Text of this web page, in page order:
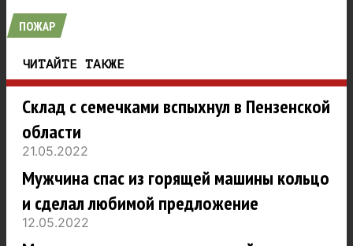
ПОЖАР
ЧИТАЙТЕ ТАКЖЕ
Склад с семечками вспыхнул в Пензенской
области
21.05.2022
Мужчина спас из горящей машины кольцо
и сделал любимой предложение
12.05.2022